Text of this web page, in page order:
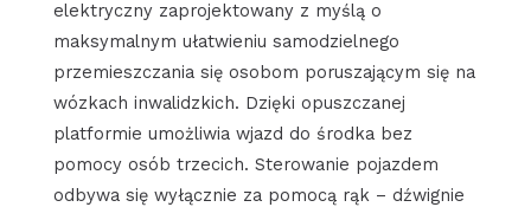
elektryczny zaprojektowany z myślą o
maksymalnym ułatwieniu samodzielnego
przemieszczania się osobom poruszającym się na
wózkach inwalidzkich. Dzięki opuszczanej
platformie umożliwia wjazd do środka bez
pomocy osób trzecich. Sterowanie pojazdem
odbywa się wyłącznie za pomocą rąk – dźwignie